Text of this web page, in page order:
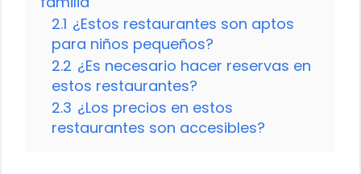
2.1 ¿Estos restaurantes son aptos
para niños pequeños?
2.2 ¿Es necesario hacer reservas en
estos restaurantes?
2.3 ¿Los precios en estos
restaurantes son accesibles?